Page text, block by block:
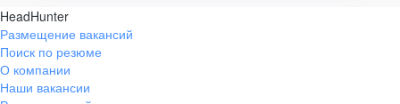
HeadHunter
Размещение вакансий
Поиск по резюме
О компании
Наши вакансии